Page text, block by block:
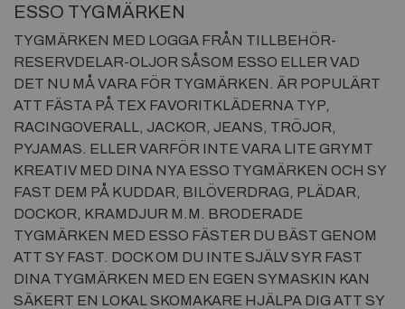
ESSO TYGMÄRKEN
TYGMÄRKEN MED LOGGA FRÅN TILLBEHÖR-
RESERVDELAR-OLJOR SÅSOM ESSO ELLER VAD
DET NU MÅ VARA FÖR TYGMÄRKEN. ÄR POPULÄRT
ATT FÄSTA PÅ TEX FAVORITKLÄDERNA TYP,
RACINGOVERALL, JACKOR, JEANS, TRÖJOR,
PYJAMAS. ELLER VARFÖR INTE VARA LITE GRYMT
KREATIV MED DINA NYA ESSO TYGMÄRKEN OCH SY
FAST DEM PÅ KUDDAR, BILÖVERDRAG, PLÄDAR,
DOCKOR, KRAMDJUR M.M. BRODERADE
TYGMÄRKEN MED ESSO FÄSTER DU BÄST GENOM
ATT SY FAST. DOCK OM DU INTE SJÄLV SYR FAST
DINA TYGMÄRKEN MED EN EGEN SYMASKIN KAN
SÄKERT EN LOKAL SKOMAKARE HJÄLPA DIG ATT SY